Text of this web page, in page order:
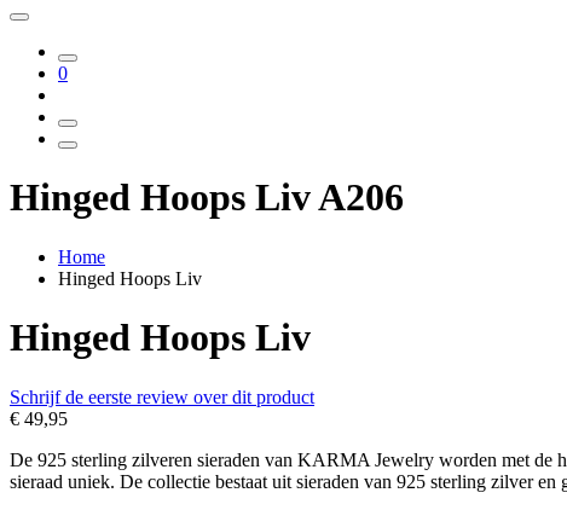
0
Hinged Hoops Liv A206
Home
Hinged Hoops Liv
Hinged Hoops Liv
Schrijf de eerste review over dit product
€ 49,95
De 925 sterling zilveren sieraden van KARMA Jewelry worden met de
sieraad uniek. De collectie bestaat uit sieraden van 925 sterling zilver